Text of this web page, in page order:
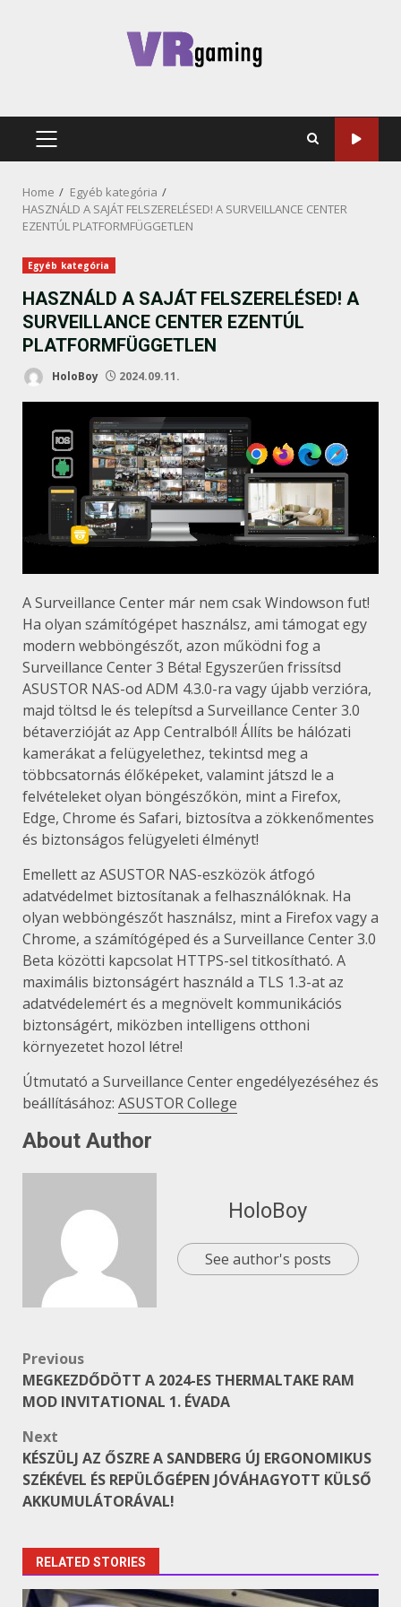
PRIMARY
Home
Egyéb kategória
HASZNÁLD A SAJÁT FELSZERELÉSED! A SURVEILLANCE CENTER
EZENTÚL PLATFORMFÜGGETLEN
Egyéb kategória
HASZNÁLD A SAJÁT FELSZERELÉSED! A
SURVEILLANCE CENTER EZENTÚL
PLATFORMFÜGGETLEN
HoloBoy 2024.09.11.
A Surveillance Center már nem csak Windowson fut!
Ha olyan számítógépet használsz, ami támogat egy
modern webböngészőt, azon működni fog a
Surveillance Center 3 Béta! Egyszerűen frissítsd
ASUSTOR NAS-od ADM 4.3.0-ra vagy újabb verzióra,
majd töltsd le és telepítsd a Surveillance Center 3.0
bétaverzióját az App Centralból! Állíts be hálózati
kamerákat a felügyelethez, tekintsd meg a
többcsatornás élőképeket, valamint játszd le a
felvételeket olyan böngészőkön, mint a Firefox,
Edge, Chrome és Safari, biztosítva a zökkenőmentes
és biztonságos felügyeleti élményt!
Emellett az ASUSTOR NAS-eszközök átfogó
adatvédelmet biztosítanak a felhasználóknak. Ha
olyan webböngészőt használsz, mint a Firefox vagy a
Chrome, a számítógéped és a Surveillance Center 3.0
Beta közötti kapcsolat HTTPS-sel titkosítható. A
maximális biztonságért használd a TLS 1.3-at az
adatvédelemért és a megnövelt kommunikációs
biztonságért, miközben intelligens otthoni
környezetet hozol létre!
Útmutató a Surveillance Center engedélyezéséhez és
beállításához: ASUSTOR College
About Author
HoloBoy
See author's posts
Post
navigation
Previous
MEGKEZDŐDÖTT A 2024-ES THERMALTAKE RAM
MOD INVITATIONAL 1. ÉVADA
Next
KÉSZÜLJ AZ ŐSZRE A SANDBERG ÚJ ERGONOMIKUS
SZÉKÉVEL ÉS REPÜLŐGÉPEN JÓVÁHAGYOTT KÜLSŐ
AKKUMULÁTORÁVAL!
RELATED STORIES